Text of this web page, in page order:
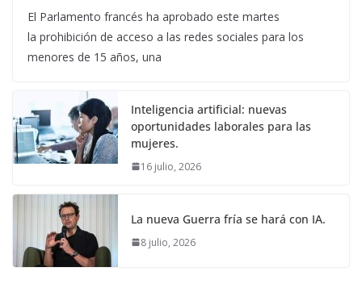
El Parlamento francés ha aprobado este martes
la prohibición de acceso a las redes sociales para los
menores de 15 años, una
Inteligencia artificial: nuevas
oportunidades laborales para las
mujeres.
16 julio, 2026
La nueva Guerra fría se hará con IA.
8 julio, 2026